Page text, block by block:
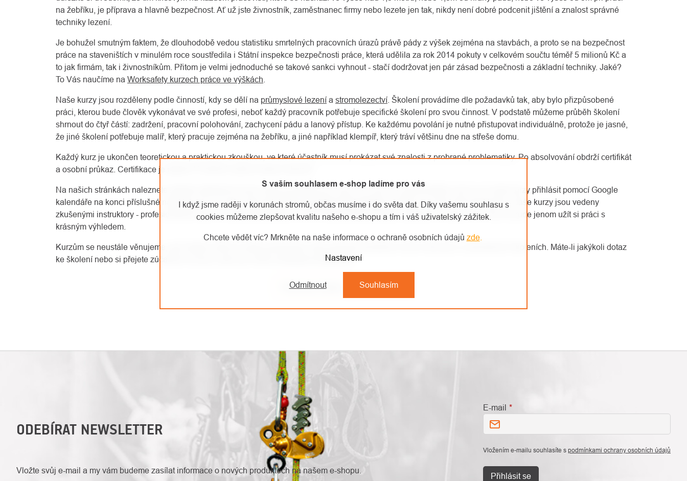
S vaším souhlasem e-shop ladíme pro vás
I když jsme raději v korunách stromů, občas musíme i do světa dat. Díky vašemu souhlasu s
cookies můžeme zlepšovat kvalitu našeho e-shopu a tím i váš uživatelský zážitek.
Chcete vědět víc? Mrkněte na naše informace o ochraně osobních údajů zde.
Nastavení
Odmítnout Souhlasím
na žebříku, je příprava a hlavně bezpečnost. Ať už jste živnostník, zaměstnanec firmy nebo lezete jen tak, nikdy není dobré podcenit jištění a znalost správné
techniky lezení.
Je bohužel smutným faktem, že dlouhodobě vedou statistiku smrtelných pracovních úrazů právě pády z výšek zejména na stavbách, a proto se na bezpečnost
práce na staveništích v minulém roce soustředila i Státní inspekce bezpečnosti práce, která udělila za rok 2014 pokuty v celkovém součtu téměř 5 milionů Kč a
to jak firmám, tak i živnostníkům. Přitom je velmi jednoduché se takové sankci vyhnout - stačí dodržovat jen pár zásad bezpečnosti a základní techniky. Jaké?
To Vás naučíme na Worksafety kurzech práce ve výškách
Naše kurzy jsou rozděleny podle činností, kdy se dělí na průmyslové lezení a stromolezectví . Školení provádíme dle požadavků tak, aby bylo přizpůsobené
práci, kterou bude člověk vykonávat ve své profesi, neboť každý pracovník potřebuje specifické školení pro svou činnost. V podstatě můžeme průběh školení
shrnout do čtyř částí: zadržení, pracovní polohování, zachycení pádu a lanový přístup. Ke každému povolání je nutné přistupovat individuálně, protože je jasné,
že jiné školení potřebuje malíř, který pracuje zejména na žebříku, a jiné například klempíř, který tráví většinu dne na střeše domu.
Každý kurz je ukončen teoretickou a praktickou zkouškou, ve které účastník musí prokázat své znalosti z probrané problematiky. Po absolvování obdrží certifikát
a osobní průkaz. Certifikace je platná 12 měsíců, pak je nutné ji obnovit.
Na našich stránkách naleznete několik základních kurzů, které provádíme po celý rok a není nic jednoduššího než se na naše kurzy přihlásit pomocí Google
kalendáře na konci příslušné nabídky kurzu. A nebo nám jednodušezavolejte nebo napište a určitě se s Vámi rádi domluvíme. Naše kurzy jsou vedeny
zkušenými instruktory - profesionálními lezci a Vy tak máte jistotu, že se o Vás postarají skuteční odborníci v oboru a na Vás už bude jenom užít si práci s
krásným výhledem.
Kurzům se neustále věnujeme, jak můžete vidět na našem facebooku, kde postupně přinášíme různé informace o jednotlivých školeních. Máte-li jakýkoli dotaz
ke školení nebo si přejete zúčastnit se kurzu, pak nás určitě neváhejte kontaktovat!
Předchozí článek Další článek
ODEBÍRAT NEWSLETTER
Vložte svůj e-mail a my vám budeme zasílat informace o nových produktech na našem e-shopu.
E-mail
Vložením e-mailu souhlasíte s podmínkami ochrany osobních údajů
Přihlásit se